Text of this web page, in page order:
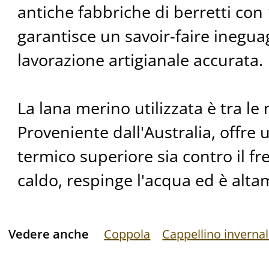
antiche fabbriche di berretti con
garantisce un savoir-faire
lavorazione artigianale accurata.
La lana merino utilizzata è tra le
Proveniente dall'Australia, offre
termico superiore sia contro il
caldo, respinge l'acqua ed è
Vedere anche Coppola Cappellino